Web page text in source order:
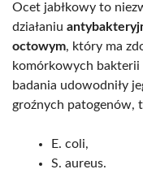
Ocet jabłkowy to
działaniu
octowym, który ma
komórkowych bakterii
badania udowodniły
groźnych patogenów,
E. coli,
S. aureus.